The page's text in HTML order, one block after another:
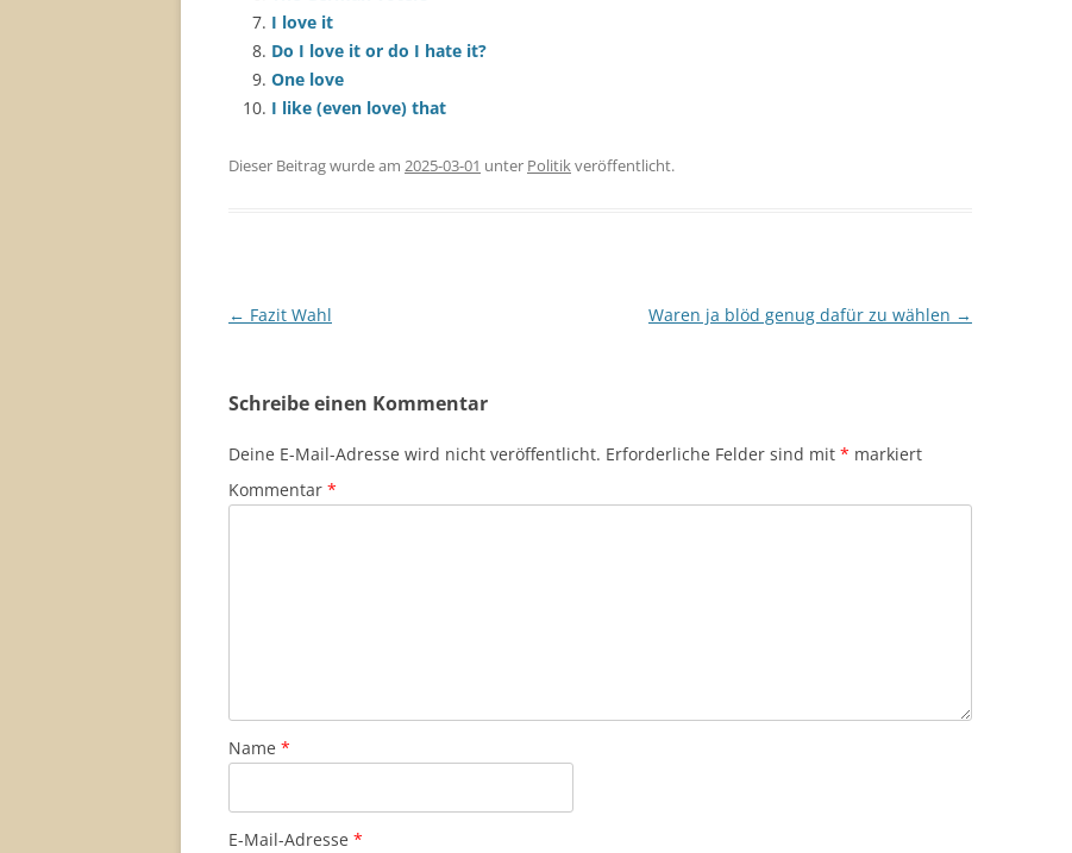
I love it
Do I love it or do I hate it?
One love
I like (even love) that
Dieser Beitrag wurde am 2025-03-01 unter Politikveröffentlicht.
Beitragsnavigation
← Fazit Wahl Waren ja blöd genug dafür zu wählen →
Schreibe einen Kommentar
Deine E-Mail-Adresse wird nicht veröffentlicht. Erforderliche Felder sind mit * markiert
Kommentar *
Name *
E-Mail-Adresse *